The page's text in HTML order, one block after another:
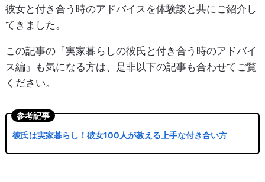
彼女と付き合う時のアドバイスを体験談と共にご紹介し
てきました。
この記事の『実家暮らしの彼氏と付き合う時のアドバイ
ス編』も気になる方は、是非以下の記事も合わせてご覧
ください。